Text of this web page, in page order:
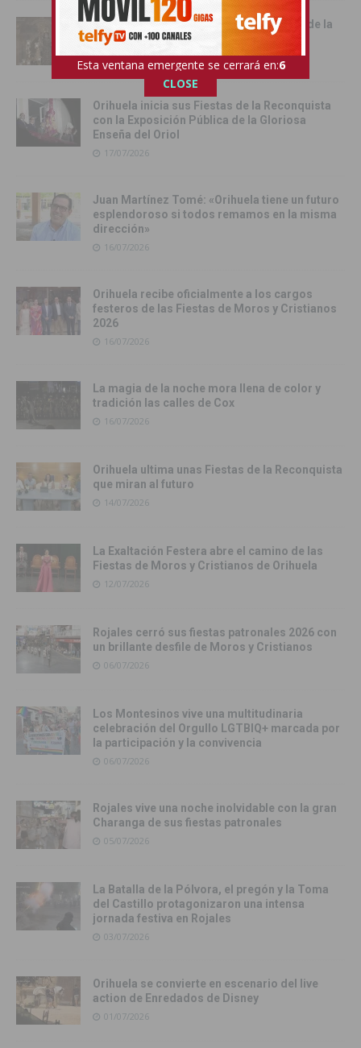
Cox vive su día grande con la procesión de la
Virgen del Carmen
17/07/2026
Orihuela inicia sus Fiestas de la Reconquista
con la Exposición Pública de la Gloriosa
Enseña del Oriol
17/07/2026
Juan Martínez Tomé: «Orihuela tiene un futuro
esplendoroso si todos remamos en la misma
dirección»
16/07/2026
Orihuela recibe oficialmente a los cargos
festeros de las Fiestas de Moros y Cristianos
2026
16/07/2026
La magia de la noche mora llena de color y
tradición las calles de Cox
16/07/2026
Orihuela ultima unas Fiestas de la Reconquista
que miran al futuro
14/07/2026
La Exaltación Festera abre el camino de las
Fiestas de Moros y Cristianos de Orihuela
12/07/2026
Rojales cerró sus fiestas patronales 2026 con
un brillante desfile de Moros y Cristianos
06/07/2026
Los Montesinos vive una multitudinaria
celebración del Orgullo LGTBIQ+ marcada por
la participación y la convivencia
06/07/2026
Rojales vive una noche inolvidable con la gran
Charanga de sus fiestas patronales
05/07/2026
La Batalla de la Pólvora, el pregón y la Toma
del Castillo protagonizaron una intensa
jornada festiva en Rojales
03/07/2026
Orihuela se convierte en escenario del live
action de Enredados de Disney
01/07/2026
Esta ventana emergente se cerrará en:4
CLOSE